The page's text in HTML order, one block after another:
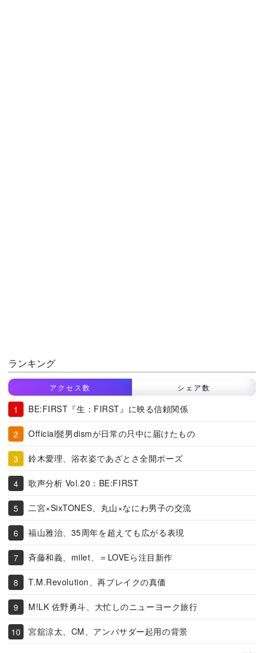
ランキング
アクセス数 シェア数
BE:FIRST『生：FIRST』に映る信頼関係
Official髭男dismが日常の只中に届けたもの
鈴木愛理、浴衣姿であざとさ全開ポーズ
歌声分析 Vol.20：BE:FIRST
二宮×SixTONES、丸山×なにわ男子の交流
福山雅治、35周年を超えても広がる表現
斉藤和義、milet、＝LOVEら注目新作
T.M.Revolution、再ブレイクの真価
M!LK 佐野勇斗、大忙しのニューヨーク旅行
宮舘涼太、CM、アンバサダー起用の背景